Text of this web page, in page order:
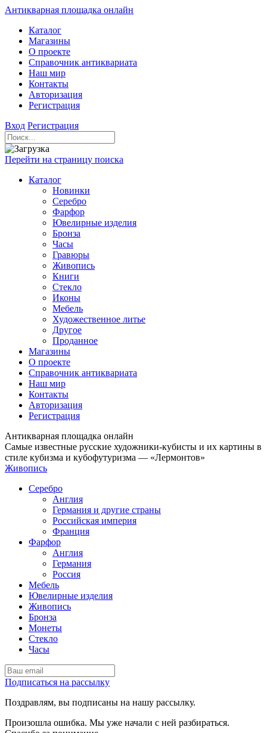
Антикварная площадка онлайн
Каталог
Магазины
О проекте
Справочник антиквариата
Наш мир
Контакты
Авторизация
Регистрация
Вход Регистрация
Перейти на страницу поиска
Каталог
Новинки
Серебро
Фарфор
Ювелирные изделия
Бронза
Часы
Гравюры
Живопись
Книги
Стекло
Иконы
Мебель
Художественное литье
Другое
Проданное
Магазины
О проекте
Справочник антиквариата
Наш мир
Контакты
Авторизация
Регистрация
Антикварная площадка онлайн
Самые известные русские художники-кубисты и их картины в
стиле кубизма и кубофутуризма — «Лермонтов»
Живопись
Серебро
Англия
Германия и другие страны
Российская империя
Франция
Фарфор
Англия
Германия
Россия
Мебель
Ювелирные изделия
Живопись
Бронза
Монеты
Стекло
Часы
Подписаться на рассылку
Поздравлям, вы подписаны на нашу рассылку.
Произошла ошибка. Мы уже начали с ней разбираться.